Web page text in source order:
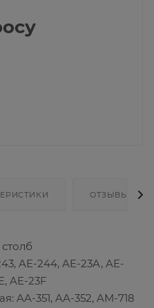
ОТЗЫВЫ
AE-244, AE-23A, AE-
AE-23F
AA-351, AA-352, AM-718